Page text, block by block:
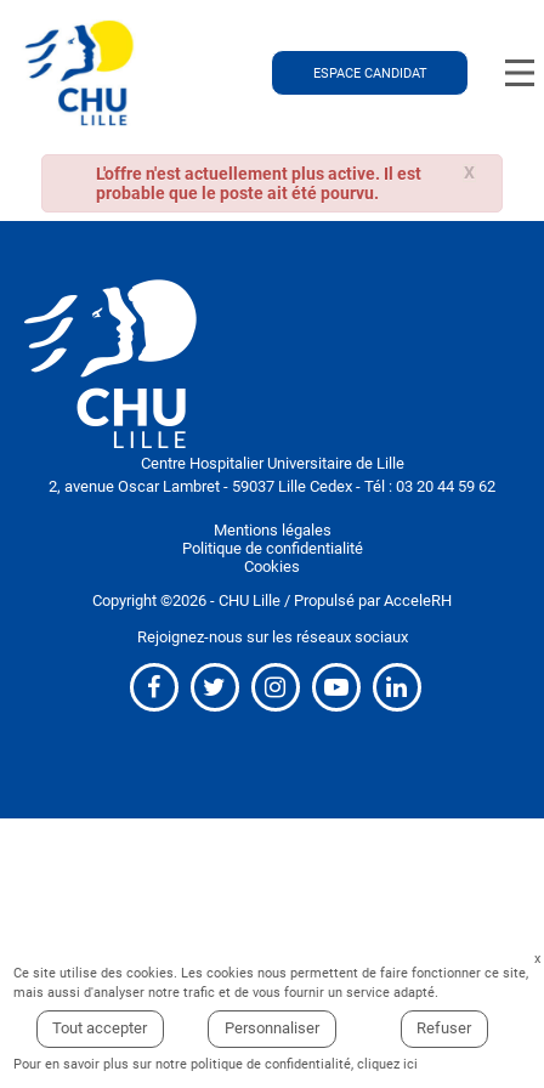
Ce site utilise des cookies. Les cookies nous permettent de faire fonctionner ce site,
mais aussi d'analyser notre trafic et de vous fournir un service adapté.
Tout accepter Personnaliser Refuser
Pour en savoir plus sur notre politique de confidentialité,cliquez ici
ESPACE CANDIDAT
X
L'offre n'est actuellement plus active. Il est
probable que le poste ait été pourvu.
Centre Hospitalier Universitaire de Lille
2, avenue Oscar Lambret - 59037 Lille Cedex - Tél : 03 20 44 59 62
Mentions légales
Politique de confidentialité
Cookies
Copyright ©2026 - CHU Lille / Propulsé parAcceleRH
Rejoignez-nous sur les réseaux sociaux